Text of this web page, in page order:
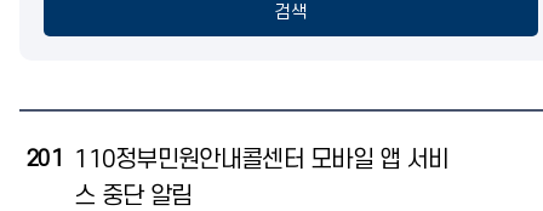
검색
201
110정부민원안내콜센터 모바일 앱 서비
스 중단 알림